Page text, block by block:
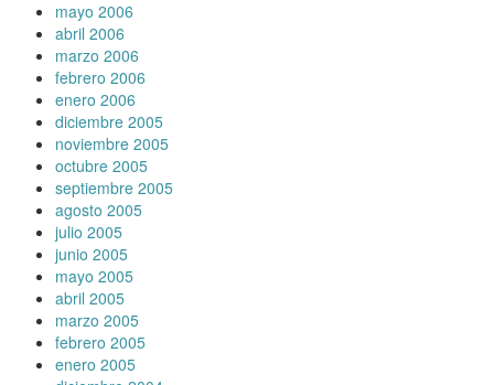
mayo 2006
abril 2006
marzo 2006
febrero 2006
enero 2006
diciembre 2005
noviembre 2005
octubre 2005
septiembre 2005
agosto 2005
julio 2005
junio 2005
mayo 2005
abril 2005
marzo 2005
febrero 2005
enero 2005